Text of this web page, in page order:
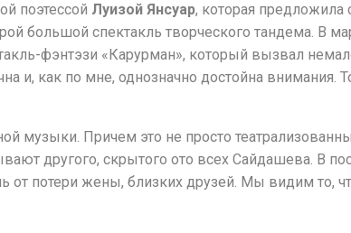
поэтессой Луизой Янсуар, которая предложила
большой спектакль творческого тандема. В
фэнтэзи «Карурман», который вызвал
и, как по мне, однозначно достойна внимания.
музыки. Причем это не просто
другого, скрытого ото всех Сайдашева. В
от потери жены, близких друзей. Мы видим то,